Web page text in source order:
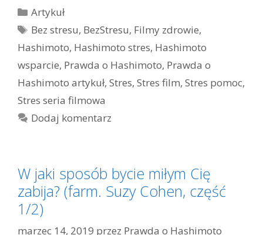
Kategorie
Artykuł
Tagi
Bez stresu, BezStresu, Filmy zdrowie,
Hashimoto, Hashimoto stres, Hashimoto
wsparcie, Prawda o Hashimoto, Prawda o
Hashimoto artykuł, Stres, Stres film, Stres pomoc,
Stres seria filmowa
Dodaj komentarz
W jaki sposób bycie miłym Cię
zabija? (farm. Suzy Cohen, część
1/2)
marzec 14, 2019 przez Prawda o Hashimoto